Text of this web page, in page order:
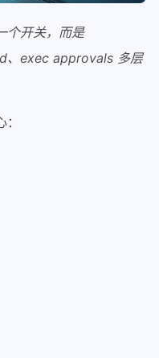
个开关，而是
exec approvals 多层